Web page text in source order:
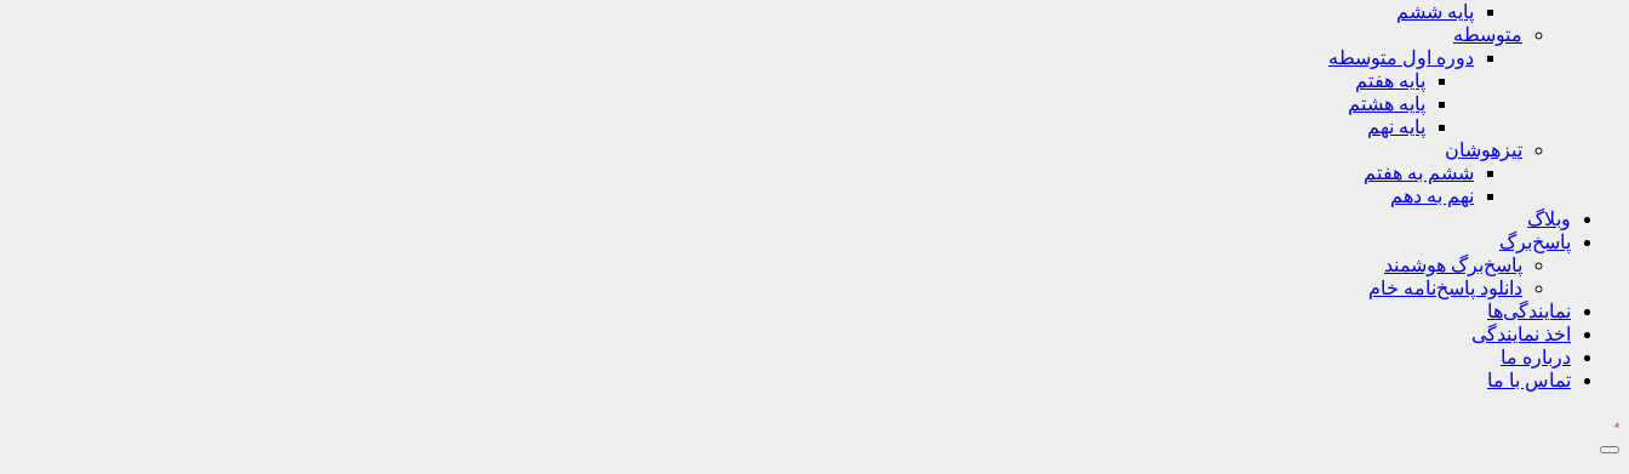
پایه ششم
متوسطه
دوره اول متوسطه
پایه هفتم
پایه هشتم
پایه نهم
تیزهوشان
ششم به هفتم
نهم به دهم
وبلاگ
پاسخ‌برگ
پاسخ‌برگ‌ هوشمند
دانلود پاسخ‌نامه خام
نمایندگی‌ها
اخذ نمایندگی
درباره ما
تماس با ما